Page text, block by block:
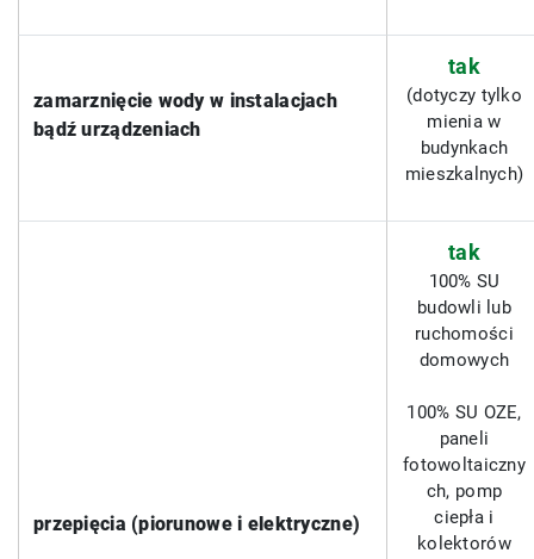
zamarznięcie wody w instalacjach
bądź urządzeniach
tak
(dotyczy tylko
mienia w
budynkach
mieszkalnych)
przepięcia (piorunowe i elektryczne)
tak
100% SU
budowli lub
ruchomości
domowych
100% SU OZE,
paneli
fotowoltaiczny
ch, pomp
ciepła i
kolektorów